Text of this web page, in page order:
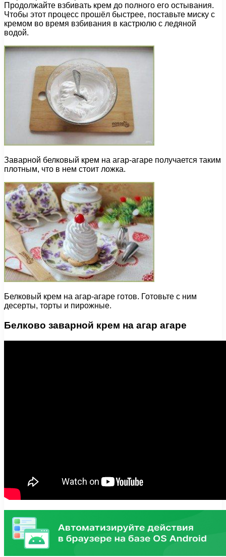
Продолжайте взбивать крем до полного его остывания.
Чтобы этот процесс прошёл быстрее, поставьте миску с
кремом во время взбивания в кастрюлю с ледяной
водой.
Заварной белковый крем на агар-агаре получается таким
плотным, что в нем стоит ложка.
Белковый крем на агар-агаре готов. Готовьте с ним
десерты, торты и пирожные.
Белково заварной крем на агар агаре